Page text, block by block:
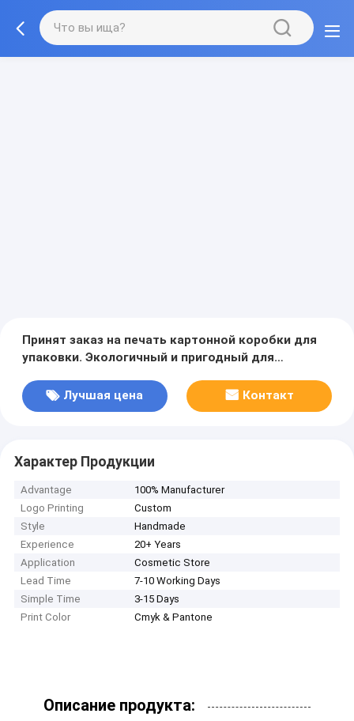
Принят заказ на печать картонной коробки для
упаковки. Экологичный и пригодный для
Лучшая цена
Контакт
Характер Продукции
Advantage
100% Manufacturer
Logo Printing
Custom
Style
Handmade
Experience
20+ Years
Application
Cosmetic Store
Lead Time
7-10 Working Days
Simple Time
3-15 Days
Print Color
Cmyk & Pantone
Описание продукта: